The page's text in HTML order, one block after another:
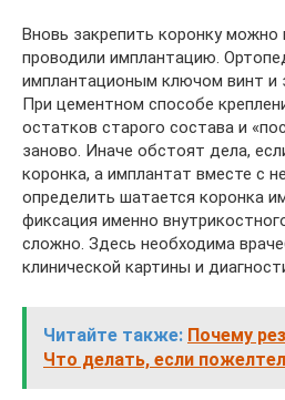
Вновь закрепить коронку можно
проводили имплантацию.
имплантационым ключом винт и
При цементном способе
остатков старого состава и
заново. Иначе обстоят дела,
коронка, а имплантат вместе с
определить шатается коронка
фиксация именно
сложно. Здесь необходима
клинической картины и
Читайте также: Почему
Что делать, если